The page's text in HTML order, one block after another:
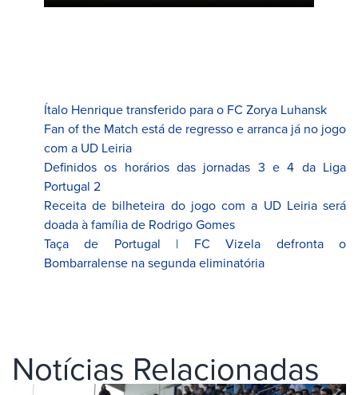
Ítalo Henrique transferido para o FC Zorya Luhansk
Fan of the Match está de regresso e arranca já no jogo
com a UD Leiria
Definidos os horários das jornadas 3 e 4 da Liga
Portugal 2
Receita de bilheteira do jogo com a UD Leiria será
doada à família de Rodrigo Gomes
Taça de Portugal | FC Vizela defronta o
Bombarralense na segunda eliminatória
Notícias Relacionadas